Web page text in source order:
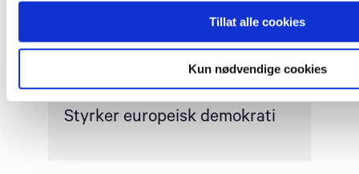
Tillat alle cookies
Kun nødvendige cookies
Helsingforskomiteen med nytt
oppdrag for EØS-midlene –
Styrker europeisk demokrati